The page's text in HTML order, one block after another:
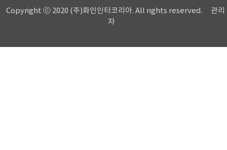
Copyright ⓒ 2020 (주)화인인터코리아. All rights reserved.
관리
자